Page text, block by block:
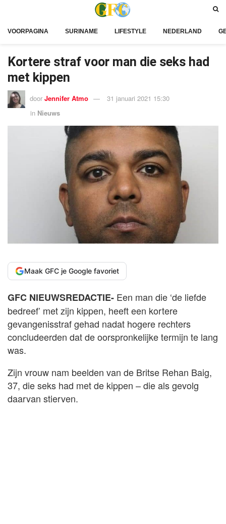
VOORPAGINA SURINAME LIFESTYLE NEDERLAND
Kortere straf voor man die seks had
met kippen
door Jennifer Atmo
31 januari 2021 15:30
in Nieuws
Maak GFC je Google favoriet
GFC NIEUWSREDACTIE- Een man die ‘de liefde
bedreef’ met zijn kippen, heeft een kortere
gevangenisstraf gehad nadat hogere rechters
concludeerden dat de oorspronkelijke termijn te lang
was.
Zijn vrouw nam beelden van de Britse Rehan Baig,
37, die seks had met de kippen – die als gevolg
daarvan stierven.